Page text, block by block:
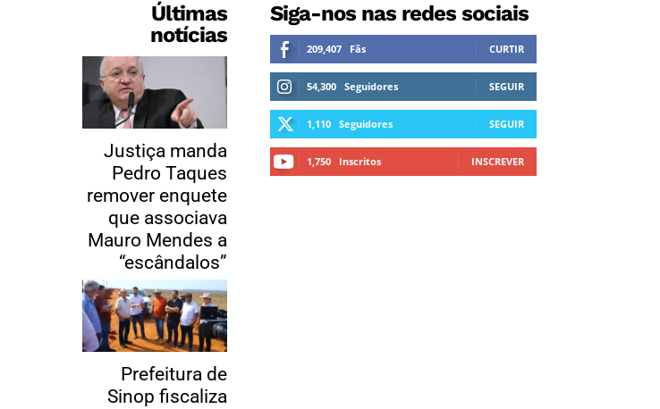
Últimas
notícias
Justiça manda
Pedro Taques
remover enquete
que associava
Mauro Mendes a
“escândalos”
Prefeitura de
Sinop fiscaliza
Siga-nos nas redes sociais
209,407 Fãs CURTIR
54,300 Seguidores SEGUIR
1,110 Seguidores SEGUIR
1,750 Inscritos INSCREVER